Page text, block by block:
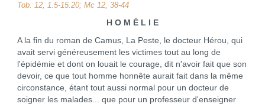
Tob. 12, 1.5-15.20; Mc 12, 38-44
H O M É L I E
A la fin du roman de Camus, La Peste, le docteur Hérou, qui
avait servi généreusement les victimes tout au long de
l'épidémie et dont on louait le courage, dit n'avoir fait que son
devoir, ce que tout homme honnête aurait fait dans la même
circonstance, étant tout aussi normal pour un docteur de
soigner les malades... que pour un professeur d'enseigner